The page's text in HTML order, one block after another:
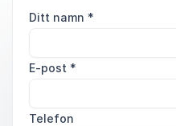
Ditt namn *
E-post *
Telefon